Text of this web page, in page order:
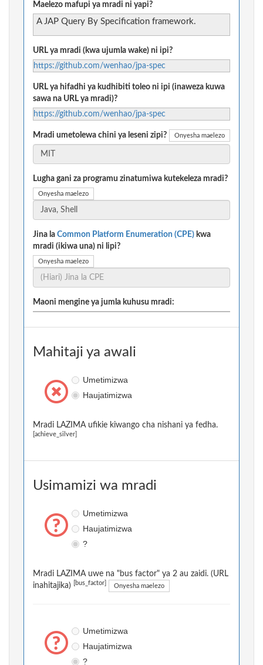
Maelezo mafupi ya mradi ni yapi?
A JAP Query By Specification framework.
URL ya mradi (kwa ujumla wake) ni ipi?
https://github.com/wenhao/jpa-spec
URL ya hifadhi ya kudhibiti toleo ni ipi (inaweza kuwa
sawa na URL ya mradi)?
https://github.com/wenhao/jpa-spec
Mradi umetolewa chini ya leseni zipi? Onyesha maelezo
Lugha gani za programu zinatumiwa kutekeleza mradi?
Onyesha maelezo
Jina la Common Platform Enumeration (CPE) kwa
mradi (ikiwa una) ni lipi?
Onyesha maelezo
Maoni mengine ya jumla kuhusu mradi:
Mahitaji ya awali
Umetimizwa
Haujatimizwa
Mradi LAZIMA ufikie kiwango cha nishani ya fedha.
[achieve_silver]
Usimamizi wa mradi
Umetimizwa
Haujatimizwa
?
Mradi LAZIMA uwe na "bus factor" ya 2 au zaidi. (URL
inahitajika)
[bus_factor] Onyesha maelezo
Umetimizwa
Haujatimizwa
?